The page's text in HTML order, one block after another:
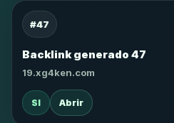
#47
Backlink generado 47
19.xg4ken.com
SI Abrir